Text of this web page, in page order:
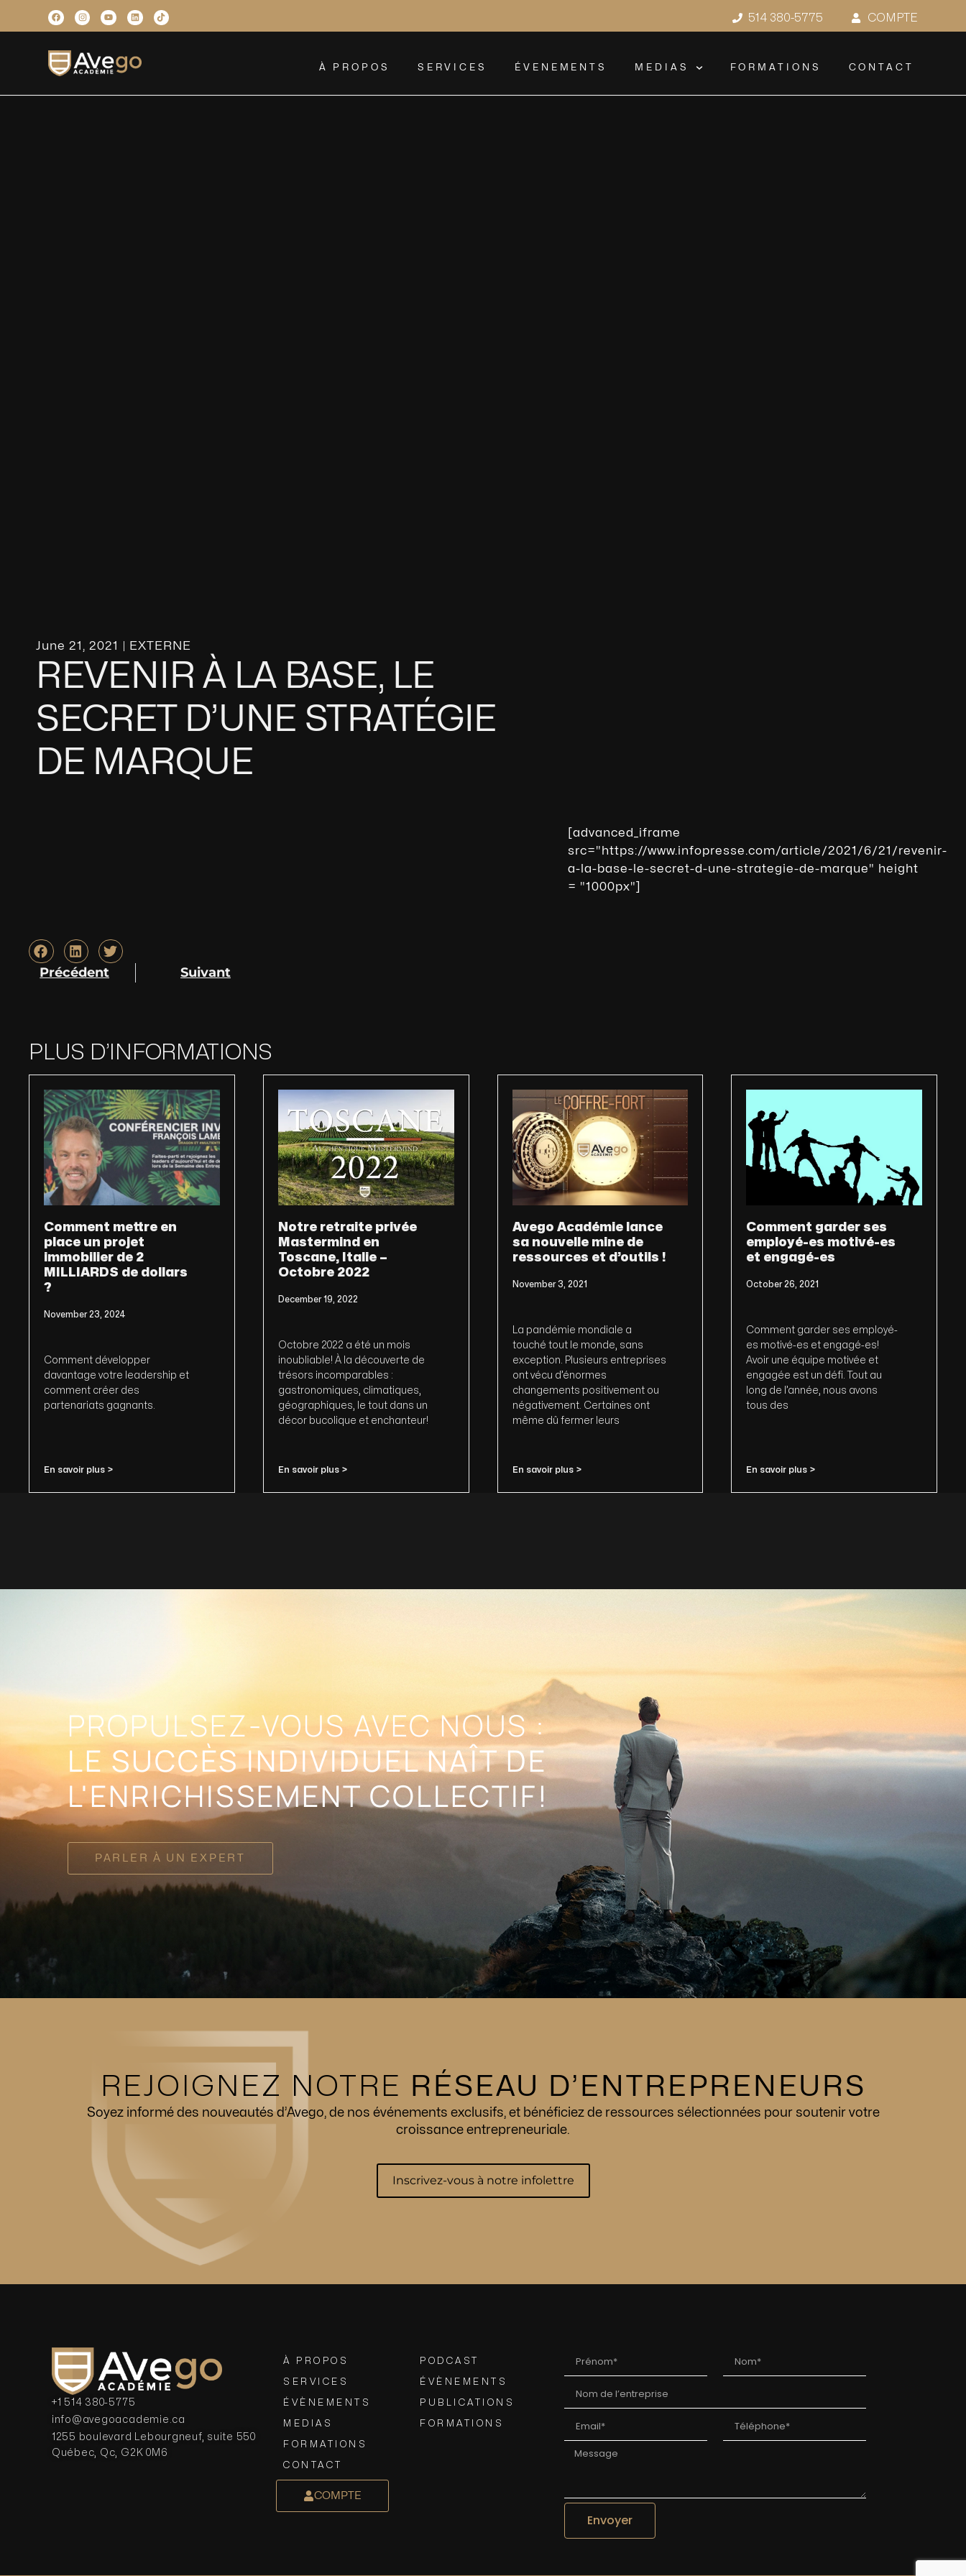
514 380-5775 COMPTE
À PROPOS SERVICES ÉVENEMENTS MEDIAS FORMATIONS CONTACT
June 21, 2021 EXTERNE
REVENIR À LA BASE, LE
SECRET D’UNE STRATÉGIE
DE MARQUE
[advanced_iframe
src="https://www.infopresse.com/article/2021/6/21/revenir-
a-la-base-le-secret-d-une-strategie-de-marque" height
= "1000px"]
Précédent Suivant
PLUS D’INFORMATIONS
Comment mettre en
place un projet
immobilier de 2
MILLIARDS de dollars
?
November 23, 2024
Comment développer
davantage votre leadership et
comment créer des
partenariats gagnants.
En savoir plus >
Notre retraite privée
Mastermind en
Toscane, Italie –
Octobre 2022
December 19, 2022
Octobre 2022 a été un mois
inoubliable! À la découverte de
trésors incomparables :
gastronomiques, climatiques,
géographiques, le tout dans un
décor bucolique et enchanteur!
En savoir plus >
Avego Académie lance
sa nouvelle mine de
ressources et d’outils !
November 3, 2021
La pandémie mondiale a
touché tout le monde, sans
exception. Plusieurs entreprises
ont vécu d’énormes
changements positivement ou
négativement. Certaines ont
même dû fermer leurs
En savoir plus >
Comment garder ses
employé-es motivé-es
et engagé-es
October 26, 2021
Comment garder ses employé-
es motivé-es et engagé-es!
Avoir une équipe motivée et
engagée est un défi. Tout au
long de l’année, nous avons
tous des
En savoir plus >
PROPULSEZ-VOUS AVEC NOUS :
LE SUCCÈS INDIVIDUEL NAÎT DE
L'ENRICHISSEMENT COLLECTIF!
PARLER À UN EXPERT
REJOIGNEZ NOTRE RÉSEAU D’ENTREPRENEURS
Soyez informé des nouveautés d’Avego, de nos événements exclusifs, et bénéficiez de ressources sélectionnées pour soutenir votre
croissance entrepreneuriale.
Inscrivez-vous à notre infolettre
+1 514 380-5775
info@avegoacademie.ca
1255 boulevard Lebourgneuf, suite 550
Québec, Qc, G2K 0M6
À PROPOS
SERVICES
ÉVÈNEMENTS
MEDIAS
FORMATIONS
CONTACT
PODCAST
ÉVÈNEMENTS
PUBLICATIONS
FORMATIONS
COMPTE
Envoyer